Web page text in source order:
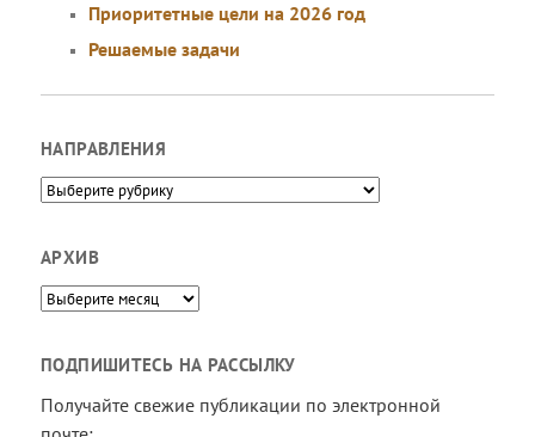
Приоритетные цели на 2026 год
Решаемые задачи
НАПРАВЛЕНИЯ
Направления
АРХИВ
Архив
ПОДПИШИТЕСЬ НА РАССЫЛКУ
Получайте свежие публикации по электронной